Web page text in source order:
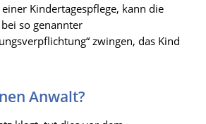
Kindertagespflege, kann die
so genannter
zwingen, das Kind
Anwalt?